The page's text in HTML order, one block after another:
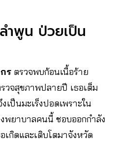
พูน ป่วยเป็น
ร ตรวจพบก้อนเนื้อร้าย
จสุขภาพปลายปี เธอเต็ม
เป็นมะเร็งปอดเพราะใน
พยาบาลคนนี้ ชอบออกกำลัง
กิดและเติบโตมาจังหวัด